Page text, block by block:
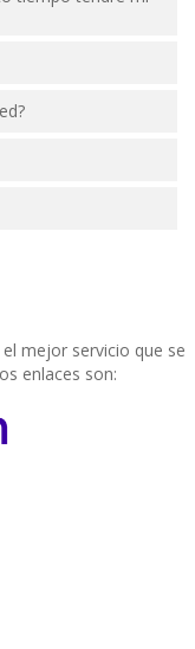
mejor servicio que se
enlaces son: